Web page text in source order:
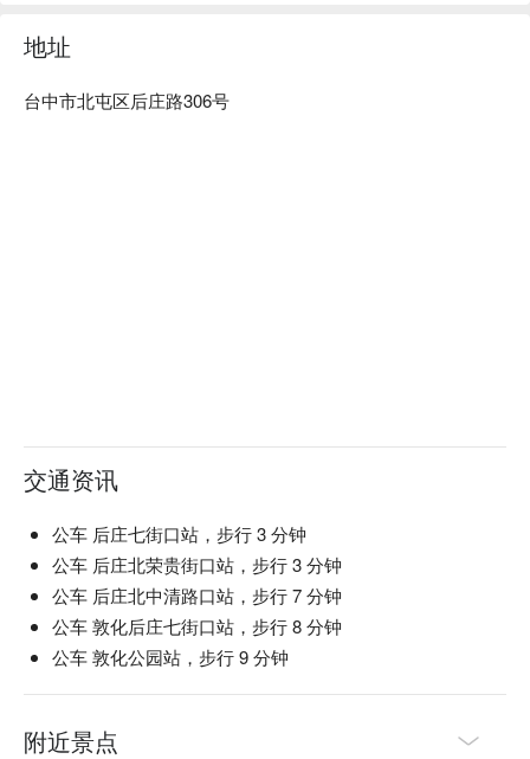
地址
台中市北屯区后庄路306号
交通资讯
公车 后庄七街口站，步行 3 分钟
公车 后庄北荣贵街口站，步行 3 分钟
公车 后庄北中清路口站，步行 7 分钟
公车 敦化后庄七街口站，步行 8 分钟
公车 敦化公园站，步行 9 分钟
附近景点